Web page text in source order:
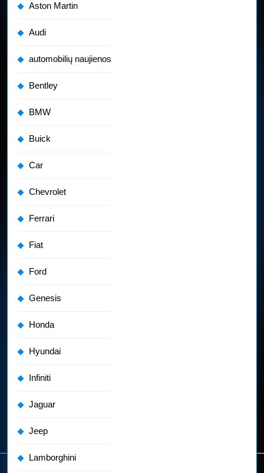
Aston Martin
Audi
automobilių naujienos
Bentley
BMW
Buick
Car
Chevrolet
Ferrari
Fiat
Ford
Genesis
Honda
Hyundai
Infiniti
Jaguar
Jeep
Lamborghini